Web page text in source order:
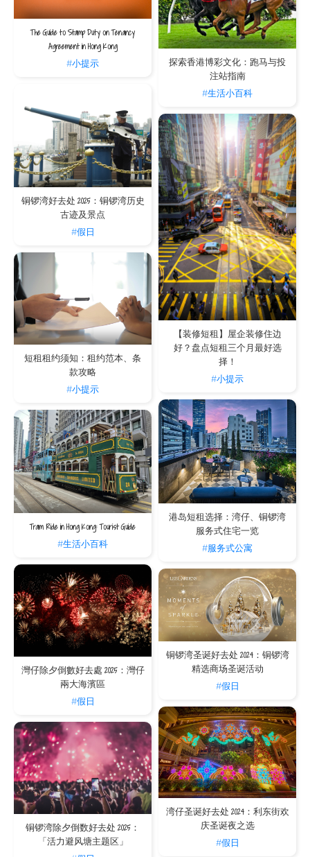
探索香港博彩文化：跑马与投
注站指南
#生活小百科
The Guide to Stamp Duty on Tenancy
Agreement in Hong Kong
#小提示
铜锣湾好去处 2025：铜锣湾历史
古迹及景点
#假日
【装修短租】屋企装修住边
好？盘点短租三个月最好选
择！
#小提示
短租租约须知：租约范本、条
款攻略
#小提示
港岛短租选择：湾仔、铜锣湾
服务式住宅一览
#服务式公寓
Tram Ride in Hong Kong: Tourist Guide
#生活小百科
灣仔除夕倒數好去處 2025：灣仔
兩大海濱區
#假日
铜锣湾圣诞好去处 2024：铜锣湾
精选商场圣诞活动
#假日
湾仔圣诞好去处 2024：利东街欢
庆圣诞夜之选
#假日
铜锣湾除夕倒数好去处 2025：
「活力避风塘主题区」